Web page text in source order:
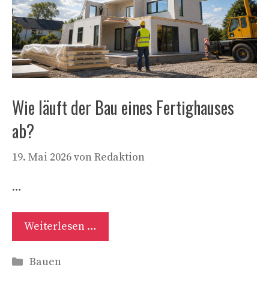
Wie läuft der Bau eines Fertighauses
ab?
19. Mai 2026vonRedaktion
…
Weiterlesen …
Kategorien
Bauen